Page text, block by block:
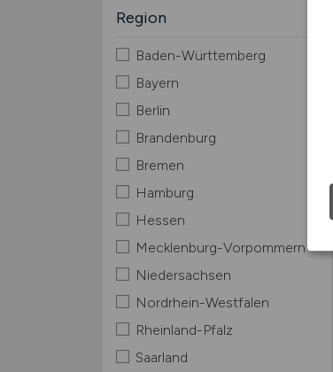
Region
Baden-Württemberg
Bayern
Berlin
Brandenburg
Bremen
Hamburg
Hessen
Mecklenburg-Vorpommern
Niedersachsen
Nordrhein-Westfalen
Rheinland-Pfalz
Saarland